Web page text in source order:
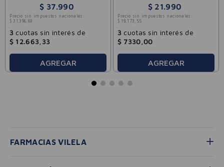
$ 37.990
Precio sin impuestos nacionales:
$ 31 .396, 69
3cuotas sin interés de
$ 12.663 33
AGREGAR
$ 21.990
Precio sin impuestos nacionales:
$ 18 .173 , 55
3cuotas sin interés de
$ 7330 00
AGREGAR
FARMACIAS VILELA